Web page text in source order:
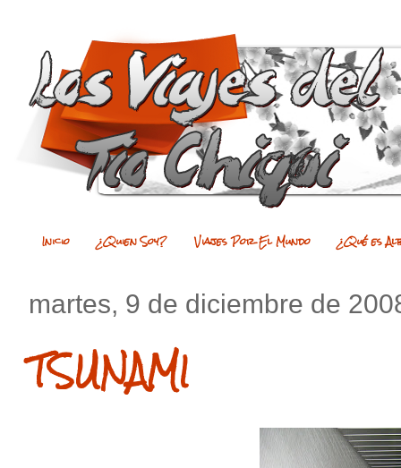
Inicio ¿Quien Soy? Viajes Por El Mundo ¿Qué es
martes, 9 de diciembre de
TSUNAMI